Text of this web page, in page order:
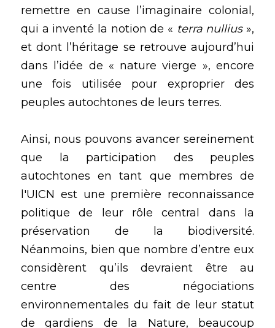
remettre en cause l’imaginaire colonial,
qui a inventé la notion de « terra nullius »,
et dont l’héritage se retrouve aujourd’hui
dans l’idée de « nature vierge », encore
une fois utilisée pour exproprier des
peuples autochtones de leurs terres.
Ainsi, nous pouvons avancer sereinement
que la participation des peuples
autochtones en tant que membres de
l'UICN est une première reconnaissance
politique de leur rôle central dans la
préservation de la biodiversité.
Néanmoins, bien que nombre d’entre eux
considèrent qu’ils devraient être au
centre des négociations
environnementales du fait de leur statut
de gardiens de la Nature, beaucoup